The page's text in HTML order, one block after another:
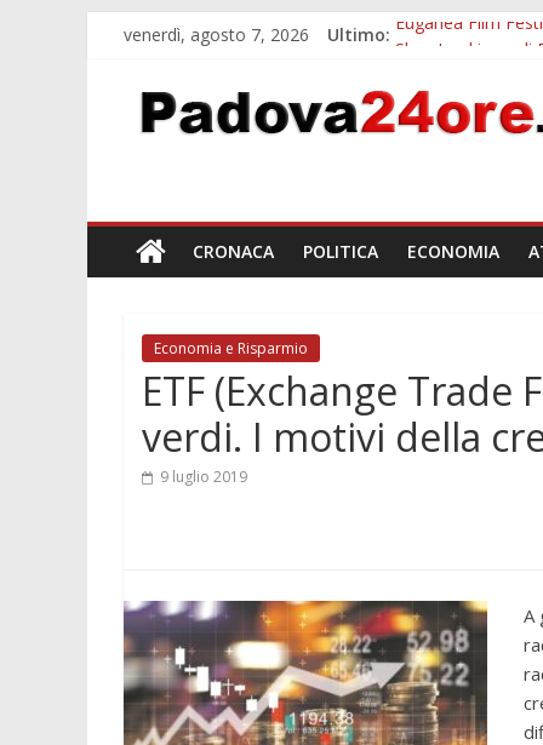
venerdì, agosto 7, 2026 Ultimo: Euganea Film
Notizie di
Orto Botanico
Concorso
CRONACA POLITICA ECONOMIA
Economia e Risparmio
ETF (Exchange Trade
verdi. I motivi della
9 luglio 2019
A